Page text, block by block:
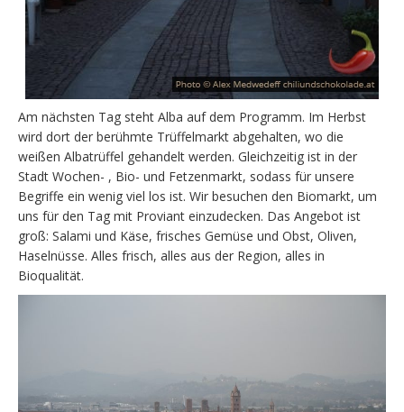
Am nächsten Tag steht Alba auf dem Programm. Im Herbst
wird dort der berühmte Trüffelmarkt abgehalten, wo die
weißen Albatrüffel gehandelt werden. Gleichzeitig ist in der
Stadt Wochen- , Bio- und Fetzenmarkt, sodass für unsere
Begriffe ein wenig viel los ist. Wir besuchen den Biomarkt, um
uns für den Tag mit Proviant einzudecken. Das Angebot ist
groß: Salami und Käse, frisches Gemüse und Obst, Oliven,
Haselnüsse. Alles frisch, alles aus der Region, alles in
Bioqualität.